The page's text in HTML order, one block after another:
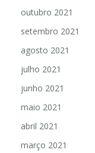
outubro 2021
setembro 2021
agosto 2021
julho 2021
junho 2021
maio 2021
abril 2021
março 2021